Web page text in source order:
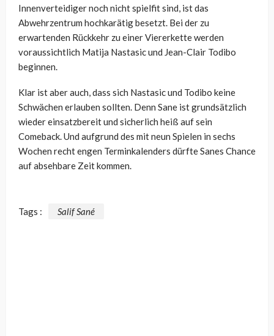
Innenverteidiger noch nicht spielfit sind, ist das
Abwehrzentrum hochkarätig besetzt. Bei der zu
erwartenden Rückkehr zu einer Viererkette werden
voraussichtlich Matija Nastasic und Jean-Clair Todibo
beginnen.
Klar ist aber auch, dass sich Nastasic und Todibo keine
Schwächen erlauben sollten. Denn Sane ist grundsätzlich
wieder einsatzbereit und sicherlich heiß auf sein
Comeback. Und aufgrund des mit neun Spielen in sechs
Wochen recht engen Terminkalenders dürfte Sanes Chance
auf absehbare Zeit kommen.
Tags : Salif Sané